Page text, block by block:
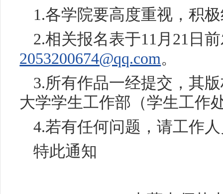
1.各学院要高度重视，积
2.相关报名表于11月21日
2053200674@qq.com。
3.所有作品一经提交，其
大学学生工作部（学生工作
4.若有任何问题，请工作
特此通知